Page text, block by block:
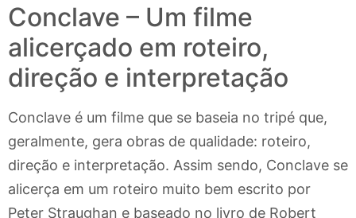
Conclave – Um filme
alicerçado em roteiro,
direção e interpretação
Conclave é um filme que se baseia no tripé que,
geralmente, gera obras de qualidade: roteiro,
direção e interpretação. Assim sendo, Conclave se
alicerça em um roteiro muito bem escrito por
Peter Straughan e baseado no livro de Robert